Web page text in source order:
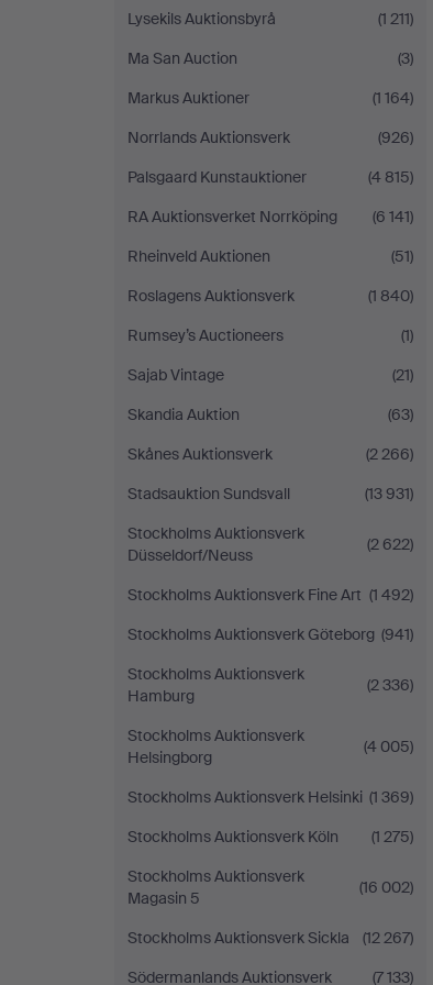
Lysekils Auktionsbyrå
(1 211)
Ma San Auction
(3)
Markus Auktioner
(1 164)
Norrlands Auktionsverk
(926)
Palsgaard Kunstauktioner
(4 815)
RA Auktionsverket Norrköping
(6 141)
Rheinveld Auktionen
(51)
Roslagens Auktionsverk
(1 840)
Rumsey’s Auctioneers
(1)
Sajab Vintage
(21)
Skandia Auktion
(63)
Skånes Auktionsverk
(2 266)
Stadsauktion Sundsvall
(13 931)
Stockholms Auktionsverk
Düsseldorf/Neuss
(2 622)
Stockholms Auktionsverk Fine Art (1 492)
Stockholms Auktionsverk Göteborg (941)
Stockholms Auktionsverk
Hamburg
(2 336)
Stockholms Auktionsverk
Helsingborg
(4 005)
Stockholms Auktionsverk Helsinki (1 369)
Stockholms Auktionsverk Köln
(1 275)
Stockholms Auktionsverk
Magasin 5
(16 002)
Stockholms Auktionsverk Sickla
(12 267)
Södermanlands Auktionsverk
(7 133)